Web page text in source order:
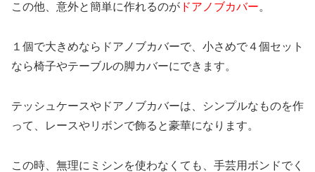
この他、意外と簡単に作れるのが ドアノブカバー。
１個で大きめならドアノブカバーで、小さめで４個セット
なら椅子やテーブルの脚カバーにできます。
テッシュケースやドアノブカバーは、シンプルなものを作
って、レースやリボンで飾ると豪華になります。
この時、無理にミシンを使わなくても、手芸用ボンドでく